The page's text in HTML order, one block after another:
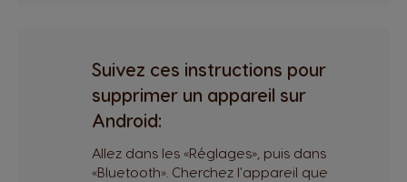
Suivez ces instructions pour
supprimer un appareil sur
Android:
Allez dans les «Réglages», puis dans
«Bluetooth». Cherchez l'appareil que